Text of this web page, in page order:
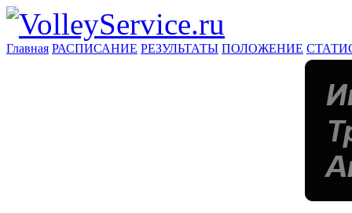
Главная РАСПИСАНИЕ РЕЗУЛЬТАТЫ ПОЛОЖЕНИЕ